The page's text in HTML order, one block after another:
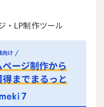
・LP制作ツール